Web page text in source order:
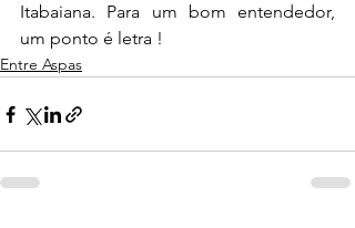
Itabaiana. Para um bom entendedor,
um ponto é letra !
Entre Aspas